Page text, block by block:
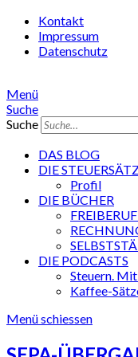
Kontakt
Impressum
Datenschutz
Menü
Suche
Suche
DAS BLOG
DIE
Profil
DIE BÜCHER
DIE PODCASTS
Steuern.
Kaffee-
Menü schiessen